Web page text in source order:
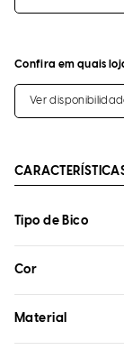
Confira em quais
Ver
Tipo de Bico
Cor
Material